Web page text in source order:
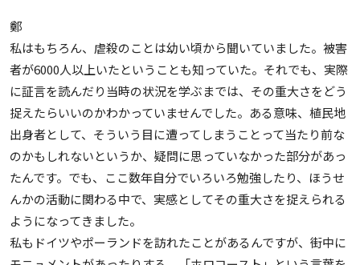
鄭
私はもちろん、虐殺のことは幼い頃から聞いていました。被害
者が6000人以上いたということも知っていた。それでも、実際
に証言を読んだり当時の状況を学ぶまでは、その重大さをどう
捉えたらいいのかわかっていませんでした。ある意味、植民地
出身者として、そういう目に遭ってしまうことって当たり前な
のかもしれないというか、疑問に思っていなかった部分があっ
たんです。でも、ここ数年自分でいろいろ勉強したり、ほうせ
んかの活動に関わる中で、実感としてその重大さを捉えられる
ようになってきました。
私もドイツやポーランドを訪れたことがあるんですが、街中に